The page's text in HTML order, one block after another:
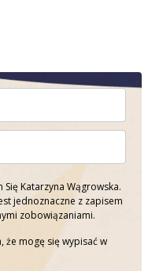
Katarzyna Wągrowska.
jednoznaczne z zapisem
zobowiązaniami.
że mogę się wypisać w